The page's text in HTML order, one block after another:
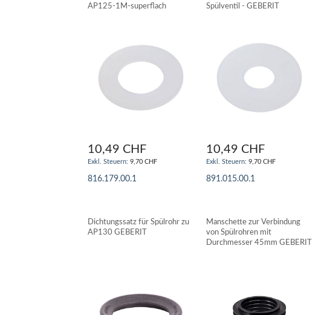
AP125-1M-superflach
10,49 CHF
9,70 CHF
816.179.00.1
Spülventil - GEBERIT
10,49 CHF
9,70 CHF
891.015.00.1
Dichtungssatz für Spülrohr zu
AP130 GEBERIT
Manschette zur Verbindung
von Spülrohren mit
Durchmesser 45mm GEBERIT